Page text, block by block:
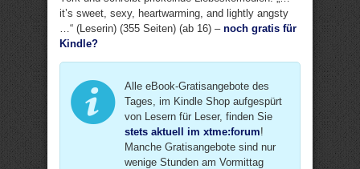
it’s sweet, sexy, heartwarming, and lightly angsty
…“ (Leserin) (355 Seiten) (ab 16) – noch gratis für
Kindle?
Alle eBook-Gratisangebote des
Tages, im Kindle Shop aufgespürt
von Lesern für Leser, finden Sie
stets aktuell im xtme:forum!
Manche Gratisangebote sind nur
wenige Stunden am Vormittag